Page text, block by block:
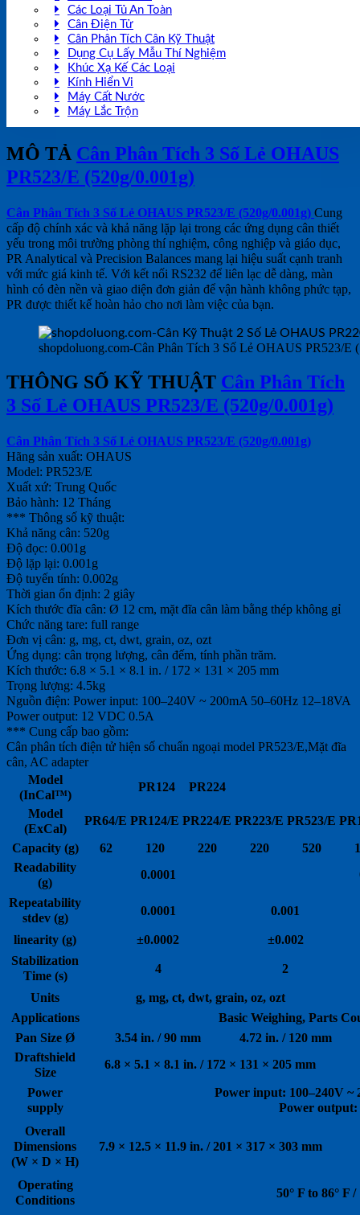
Các Loại Tủ An Toàn
Cân Điện Tử
Cân Phân Tích Cân Kỹ Thuật
Dụng Cụ Lấy Mẫu Thí Nghiệm
Khúc Xạ Kế Các Loại
Kính Hiển Vi
Máy Cất Nước
Máy Lắc Trộn
MÔ TẢ Cân Phân Tích 3 Số Lẻ OHAUS
PR523/E (520g/0.001g)
Cân Phân Tích 3 Số Lẻ OHAUS PR523/E (520g/0.001g) Cung
cấp độ chính xác và khả năng lặp lại trong các ứng dụng cân thiết
yếu trong môi trường phòng thí nghiệm, công nghiệp và giáo dục,
PR Analytical và Precision Balances mang lại hiệu suất cạnh tranh
với mức giá kinh tế. Với kết nối RS232 để liên lạc dễ dàng, màn
hình có đèn nền và giao diện đơn giản để vận hành không phức tạp,
PR được thiết kế hoàn hảo cho nơi làm việc của bạn.
shopdoluong.com-Cân Phân Tích 3 Số Lẻ OHAUS PR523/E
THÔNG SỐ KỸ THUẬT Cân Phân Tích
3 Số Lẻ OHAUS PR523/E (520g/0.001g)
Cân Phân Tích 3 Số Lẻ OHAUS PR523/E (520g/0.001g)
Hãng sản xuất: OHAUS
Model: PR523/E
Xuất xứ: Trung Quốc
Bảo hành: 12 Tháng
*** Thông số kỹ thuật:
Khả năng cân: 520g
Độ đọc: 0.001g
Độ lặp lại: 0.001g
Độ tuyến tính: 0.002g
Thời gian ổn định: 2 giây
Kích thước đĩa cân: Ø 12 cm, mặt đĩa cân làm bằng thép không gỉ
Chức năng tare: full range
Đơn vị cân: g, mg, ct, dwt, grain, oz, ozt
Ứng dụng: cân trọng lượng, cân đếm, tính phần trăm.
Kích thước: 6.8 × 5.1 × 8.1 in. / 172 × 131 × 205 mm
Trọng lượng: 4.5kg
Nguồn điện: Power input: 100–240V ~ 200mA 50–60Hz 12–18VA
Power output: 12 VDC 0.5A
*** Cung cấp bao gồm:
Cân phân tích điện tử hiện số chuẩn ngoại model PR523/E,Mặt đĩa
cân, AC adapter
Model
(InCal™)
PR124
PR224
Model
(ExCal)
PR64/E PR124/E PR224/E PR223/E PR523/E
Capacity (g)
62 120 220 220 520
Readability
(g)
0.0001
Repeatability
stdev (g)
0.0001 0.001
linearity (g) ±0.0002
±0.002
Stabilization
Time (s)
4 2
Units
g, mg, ct, dwt, grain, oz, ozt
Applications
Basic Weighing, Parts
Pan Size Ø
3.54 in. / 90 mm
4.72 in. / 120 mm
Draftshield
Size
6.8 × 5.1 × 8.1 in. / 172 × 131 × 205 mm
Power
supply
Power input: 100–240V ~
Power
Overall
Dimensions
(W × D × H)
7.9 × 12.5 × 11.9 in. / 201 × 317 × 303 mm
Operating
Conditions
50° F to 86° F